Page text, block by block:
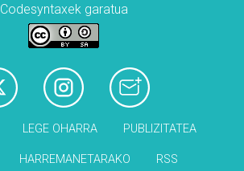
Codesyntaxek garatua
LEGE OHARRA PUBLIZITATEA
HARREMANETARAKO RSS